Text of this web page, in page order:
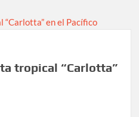
“Parque
del
Nuevo
tropical “Carlotta”